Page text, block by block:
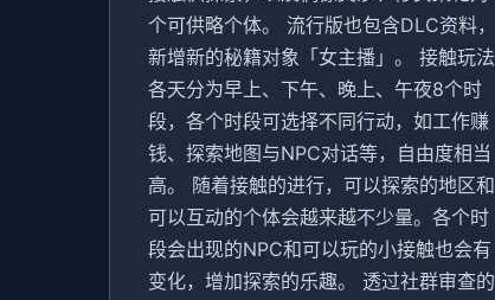
个可供略个体。 流行版也包含DLC资料，
新增新的秘籍对象「女主播」。 接触玩法
各天分为早上、下午、晚上、午夜8个时
段，各个时段可选择不同行动，如工作赚
钱、探索地图与NPC对话等，自由度相当
高。 随着接触的进行，可以探索的地区和
可以互动的个体会越来越不少量。各个时
段会出现的NPC和可以玩的小接触也会有
变化，增加探索的乐趣。 透过社群审查的